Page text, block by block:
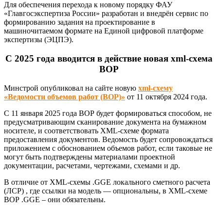
Для обеспечения перехода к новому порядку ФАУ
«Главгосэкспертиза России» разработан и внедрён сервис по
формированию задания на проектирование в
машиночитаемом формате на Единой цифровой платформе
экспертизы (ЭЦПЭ).
С 2025 года вводится в действие новая xml-схема
ВОР
Минстрой опубликовал на сайте новую xml-схему
«Ведомости объемов работ (ВОР)» от 11 октября 2024 года.
С 11 января 2025 года ВОР будет формироваться способом, не
предусматривающим сканирование документа на бумажном
носителе, и соответствовать XML-схеме формата
предоставления документов. Ведомость будет сопровождаться
приложением с обоснованием объемов работ, если таковые не
могут быть подтверждены материалами проектной
документации, расчетами, чертежами, схемами и др.
В отличие от XML-схемы .GGE локального сметного расчета
(ЛСР) , где ссылки на модель — опциональны, в XML-схеме
ВОР .GGE – они обязательны.